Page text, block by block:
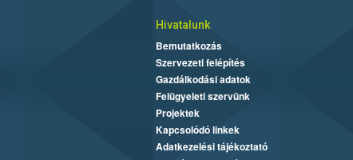
Hivatalunk
Bemutatkozás
Szervezeti felépítés
Gazdálkodási adatok
Felügyeleti szervünk
Projektek
Kapcsolódó linkek
Adatkezelési tájékoztató